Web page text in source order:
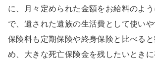
に、月々定められた金額をお給料のよ
で、遺された遺族の生活費として使いや
保険料も定期保険や終身保険と比べる
め、大きな死亡保険金を残したいときに